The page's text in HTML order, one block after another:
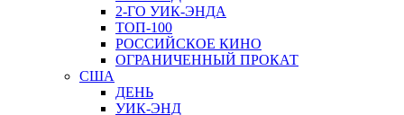
2-ГО УИК-ЭНДА
ТОП-100
РОССИЙСКОЕ КИНО
ОГРАНИЧЕННЫЙ ПРОКАТ
США
ДЕНЬ
УИК-ЭНД